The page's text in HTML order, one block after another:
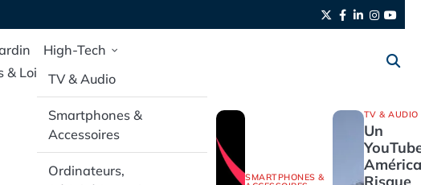
Twitter
Facebook
LinkedIn
High-Tech
TV & Audio
Smartphones &
Accessoires
Ordinateurs,
& Loisirs
SMARTPHONES & SMARTPHONES &
TV & AUDIO
Un
Risque